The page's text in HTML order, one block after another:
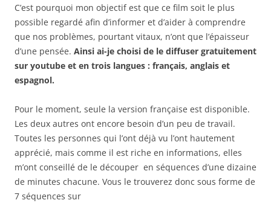
C’est pourquoi mon objectif est que ce film soit le plus
possible regardé afin d’informer et d’aider à comprendre
que nos problèmes, pourtant vitaux, n’ont que l’épaisseur
d’une pensée. Ainsi ai-je choisi de le diffuser gratuitement
sur youtube et en trois langues : français, anglais et
espagnol.
Pour le moment, seule la version française est disponible.
Les deux autres ont encore besoin d’un peu de travail.
Toutes les personnes qui l’ont déjà vu l’ont hautement
apprécié, mais comme il est riche en informations, elles
m’ont conseillé de le découper en séquences d’une dizaine
de minutes chacune. Vous le trouverez donc sous forme de
7 séquences sur